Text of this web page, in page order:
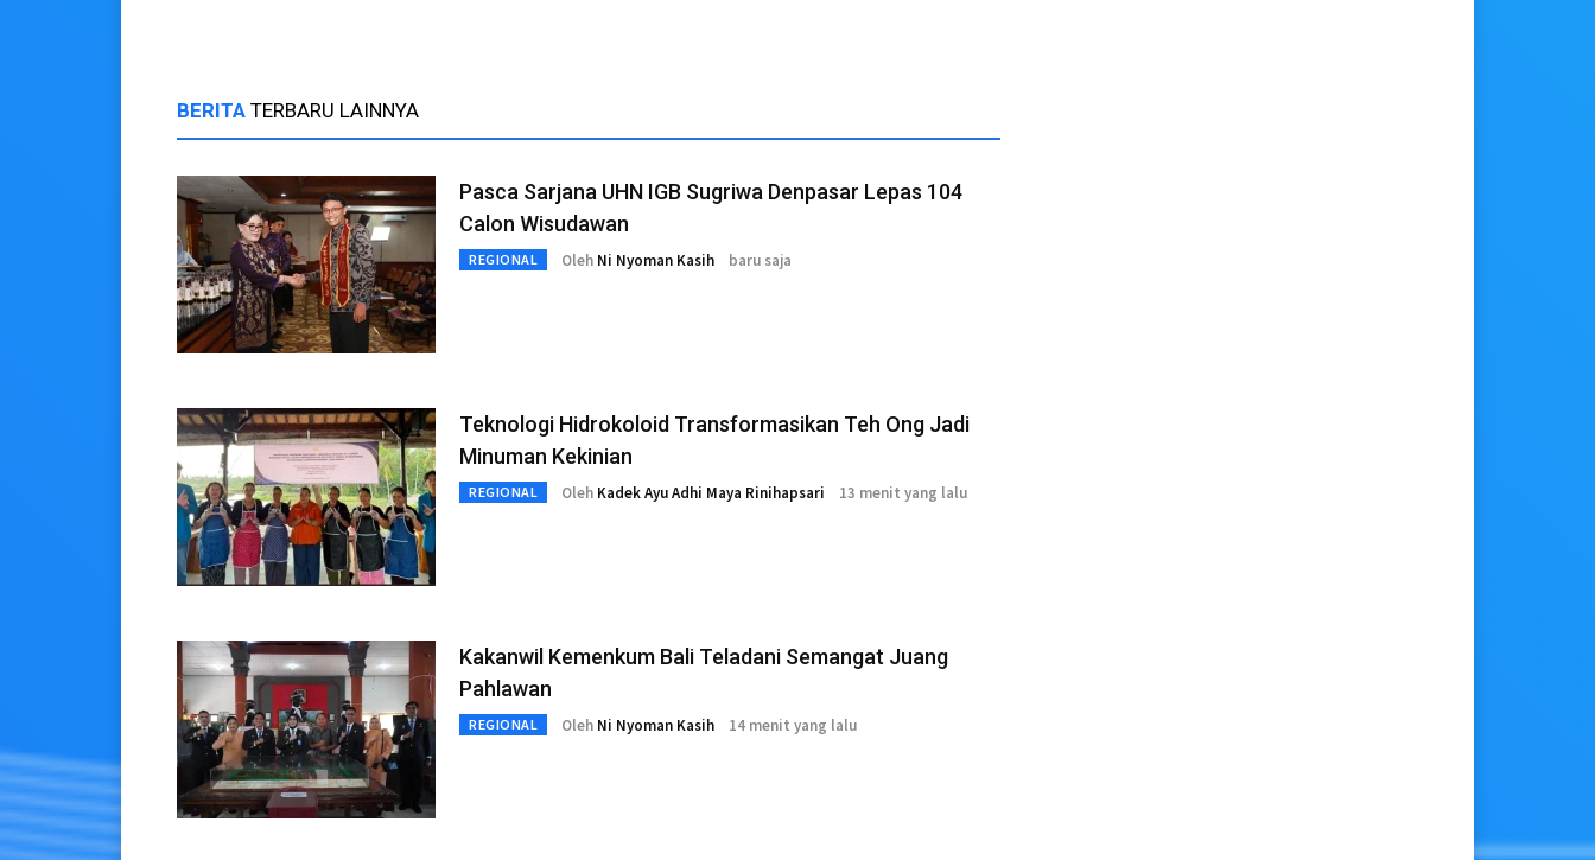
BERITA TERBARU LAINNYA
Pasca Sarjana UHN IGB Sugriwa Denpasar Lepas 104
Calon Wisudawan
REGIONAL Oleh Ni Nyoman Kasih baru saja
Teknologi Hidrokoloid Transformasikan Teh Ong Jadi
Minuman Kekinian
REGIONAL Oleh Kadek Ayu Adhi Maya Rinihapsari 13 menit yang lalu
Kakanwil Kemenkum Bali Teladani Semangat Juang
Pahlawan
REGIONAL Oleh Ni Nyoman Kasih 14 menit yang lalu